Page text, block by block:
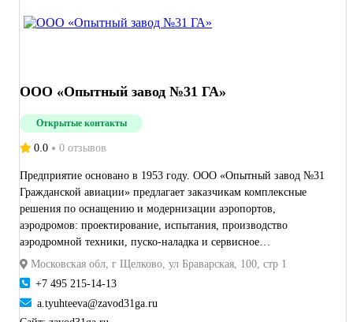
ООО «Опытный завод №31 ГА»
Открытые контакты
0.0 0 отзывов
Предприятие основано в 1953 году. ООО «Опытный завод №31
Гражданской авиации» предлагает заказчикам комплексные
решения по оснащению и модернизации аэропортов,
аэродромов: проектирование, испытания, производство
аэродромной техники, пуско-наладка и сервисное
обслуживание оборудования. Авиационная техника,
выпускаемая предприятием, имеется практически во всех
аэропортах России и СНГ. Деятельность ведется в соответствии
с лицензией Министерства промышленности и торговли РФ на
Московская обл, г Щелково, ул Браварская, 100, стр 1
+7 495 215-14-13
a.tyuhteeva@zavod31ga.ru